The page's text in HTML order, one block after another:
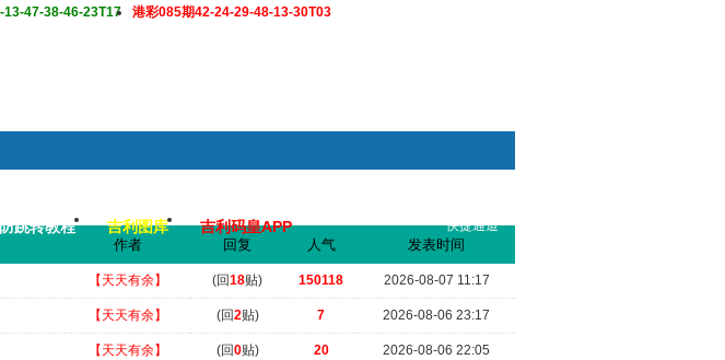
13-47-38-46-23T17
港彩085期42-24-29-48-13-30T03
快捷通道
防跳转教程 吉利图库 吉利码皇APP
搜索
邀高手2肖中特大赛，重奖一万 .. （2026-07-10 20:23）
作者 回复 人气 发表时间
【天天有余】 (回18贴) 150118 2026-08-07 11:17
【天天有余】 (回2贴) 7 2026-08-06 23:17
【天天有余】 (回0贴) 20 2026-08-06 22:05